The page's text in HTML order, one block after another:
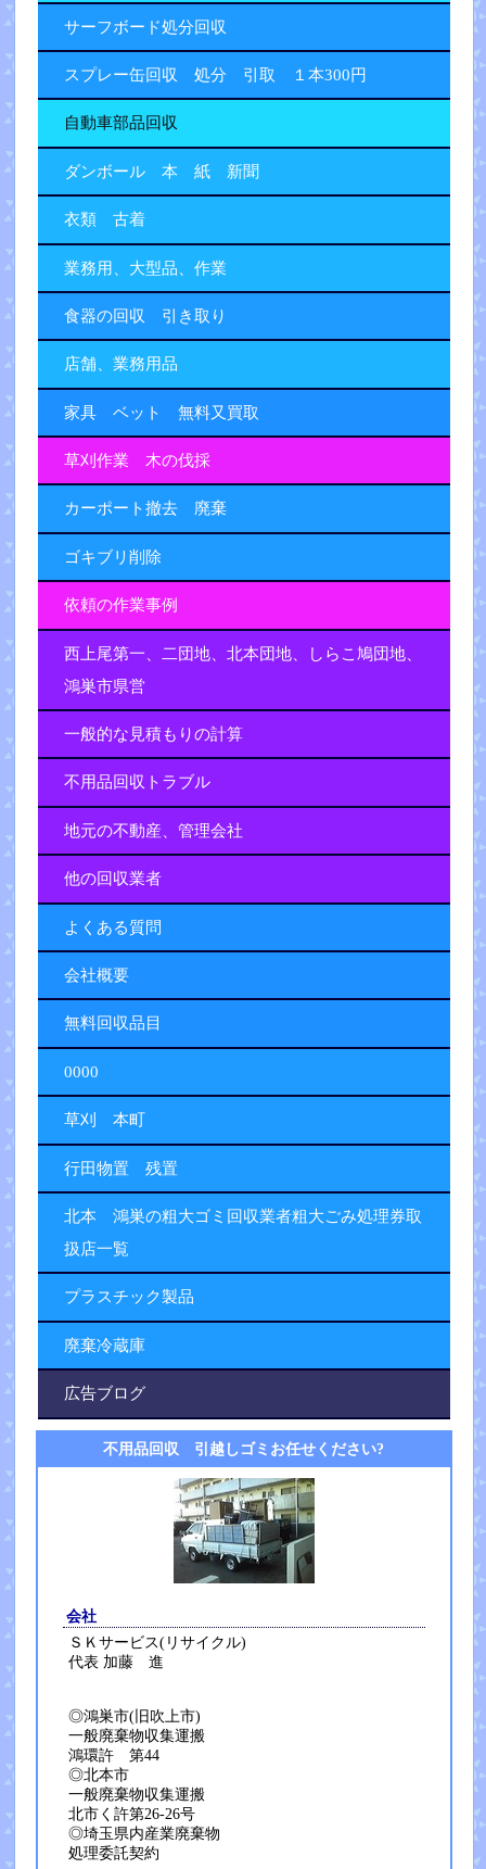
サーフボード処分回収
スプレー缶回収 処分 引取 １本300円
自動車部品回収
ダンボール 本 紙 新聞
衣類 古着
業務用、大型品、作業
食器の回収 引き取り
店舗、業務用品
家具 ベット 無料又買取
草刈作業 木の伐採
カーポート撤去 廃棄
ゴキブリ削除
依頼の作業事例
西上尾第一、二団地、北本団地、しらこ鳩団地、
鴻巣市県営
一般的な見積もりの計算
不用品回収トラブル
地元の不動産、管理会社
他の回収業者
よくある質問
会社概要
無料回収品目
0000
草刈 本町
行田物置 残置
北本 鴻巣の粗大ゴミ回収業者粗大ごみ処理券取
扱店一覧
プラスチック製品
廃棄冷蔵庫
広告ブログ
不用品回収 引越しゴミお任せください?
会社
ＳＫサービス(リサイクル)
代表 加藤 進
◎鴻巣市(旧吹上市)
一般廃棄物収集運搬
鴻環許 第44
◎北本市
一般廃棄物収集運搬
北市く許第26-26号
◎埼玉県内産業廃棄物
処理委託契約